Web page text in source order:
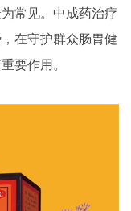
常见。中成药治疗
在守护群众肠胃健
要作用。